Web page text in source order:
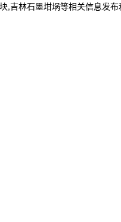
,吉林石墨坩埚等相关信息发布